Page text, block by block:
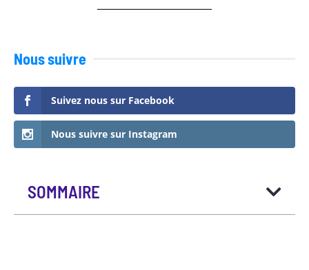
Nous suivre
Suivez nous sur Facebook
Nous suivre sur Instagram
SOMMAIRE